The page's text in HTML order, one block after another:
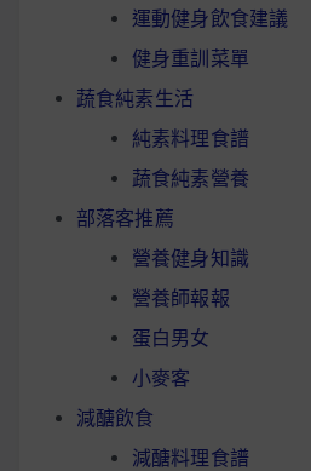
運動健身飲食建議
健身重訓菜單
蔬食純素生活
純素料理食譜
蔬食純素營養
部落客推薦
營養健身知識
營養師報報
蛋白男女
小麥客
減醣飲食
減醣料理食譜